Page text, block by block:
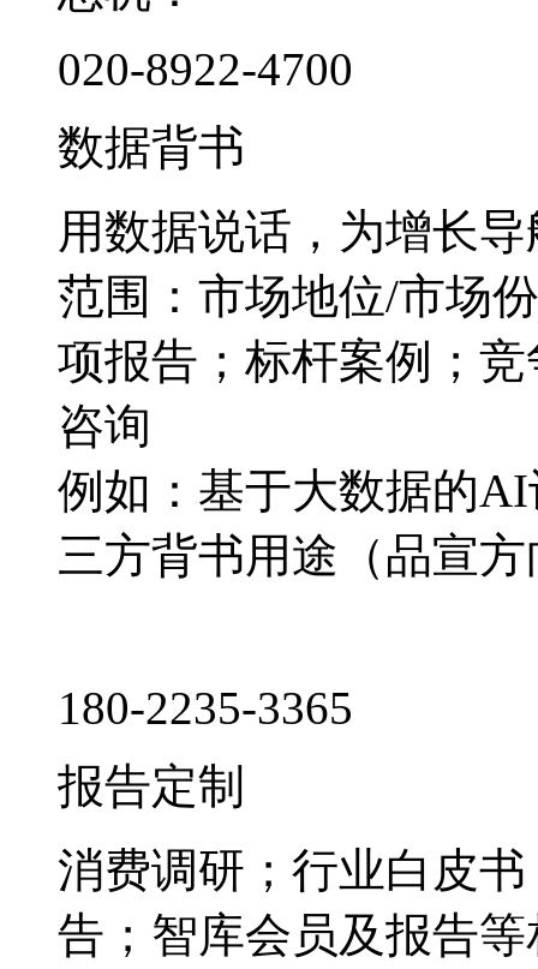
020-8922-4700
数据背书
用数据说话，为增长导
范围：市场地位/市场
项报告；标杆案例；
咨询
例如：基于大数据的
三方背书用途（品宣
180-2235-3365
报告定制
消费调研；行业白皮
告；智库会员及报告